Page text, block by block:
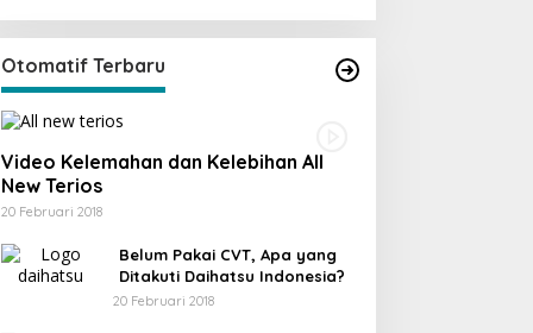
Otomatif Terbaru
Video Kelemahan dan Kelebihan All
New Terios
20 Februari 2018
Belum Pakai CVT, Apa yang
Ditakuti Daihatsu Indonesia?
20 Februari 2018